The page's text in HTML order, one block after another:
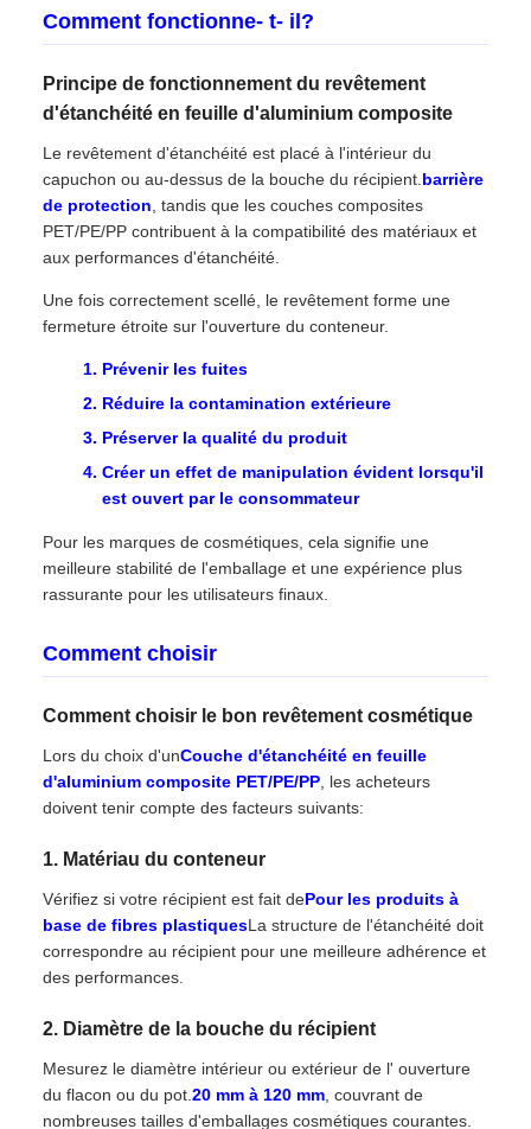
Comment fonctionne- t- il?
Principe de fonctionnement du revêtement
d'étanchéité en feuille d'aluminium composite
Le revêtement d'étanchéité est placé à l'intérieur du
capuchon ou au-dessus de la bouche du récipient. barrière
de protection , tandis que les couches composites
PET/PE/PP contribuent à la compatibilité des matériaux et
aux performances d'étanchéité.
Une fois correctement scellé, le revêtement forme une
fermeture étroite sur l'ouverture du conteneur.
Prévenir les fuites
Réduire la contamination extérieure
Préserver la qualité du produit
Créer un effet de manipulation évident lorsqu'il
est ouvert par le consommateur
Pour les marques de cosmétiques, cela signifie une
meilleure stabilité de l'emballage et une expérience plus
rassurante pour les utilisateurs finaux.
Comment choisir
Comment choisir le bon revêtement cosmétique
Lors du choix d'unCouche d'étanchéité en feuille
d'aluminium composite PET/PE/PP , les acheteurs
doivent tenir compte des facteurs suivants:
1. Matériau du conteneur
Vérifiez si votre récipient est fait dePour les produits à
base de fibres plastiquesLa structure de l'étanchéité doit
correspondre au récipient pour une meilleure adhérence et
des performances.
2. Diamètre de la bouche du récipient
Mesurez le diamètre intérieur ou extérieur de l' ouverture
du flacon ou du pot. 20 mm à 120 mm , couvrant de
nombreuses tailles d'emballages cosmétiques courantes.